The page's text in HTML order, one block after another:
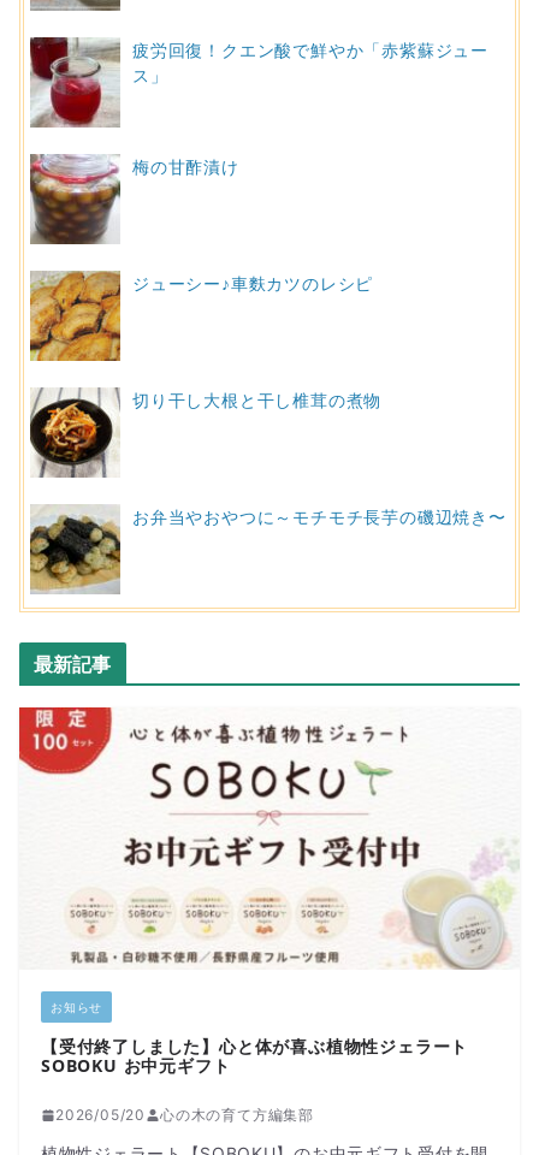
疲労回復！クエン酸で鮮やか「赤紫蘇ジュー
ス」
梅の甘酢漬け
ジューシー♪車麩カツのレシピ
切り干し大根と干し椎茸の煮物
お弁当やおやつに～モチモチ長芋の磯辺焼き〜
最新記事
お知らせ
【受付終了しました】心と体が喜ぶ植物性ジェラート
SOBOKU お中元ギフト
2026/05/20 心の木の育て方編集部